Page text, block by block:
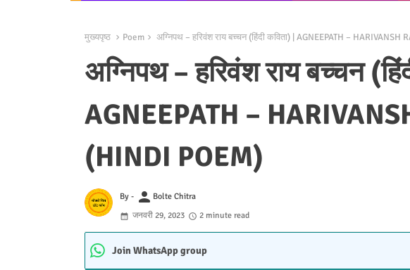
मुख्यपृष्ठ Poem अग्निपथ – हरिवंश राय बच्चन (हिंदी कविता) | AGNEEPATH –
अग्निपथ – हरिवंश राय बच्चन
AGNEEPATH –
(HINDI POEM)
By - person Bolte Chitra
जनवरी 29, 2023
2 minute read
Join WhatsApp group